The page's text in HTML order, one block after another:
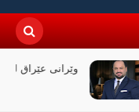
و ئاگردا